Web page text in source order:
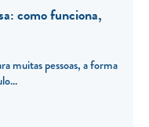
como funciona,
muitas pessoas, a forma